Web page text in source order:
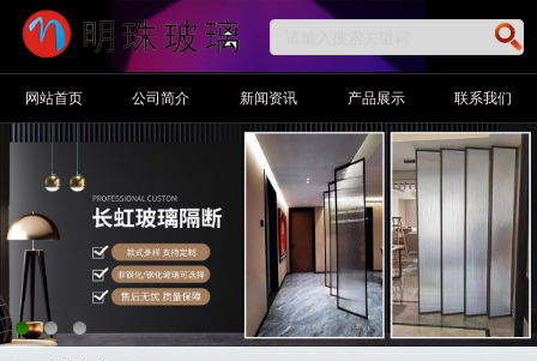
网站首页 公司简介 新闻资讯 产品展示 联系我们